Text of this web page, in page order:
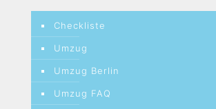
Checkliste
Umzug
Umzug Berlin
Umzug FAQ